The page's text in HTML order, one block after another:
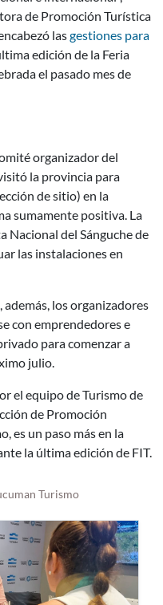
de Promoción Turística
lasgestiones para
edición de la Feria
el pasado mes de
organizador del
la provincia para
de sitio) en la
sumamente positiva. La
Nacional del Sánguche de
las instalaciones en
los organizadores
con emprendedores e
para comenzar a
julio.
el equipo de Turismo de
de Promoción
es un paso más en la
la última edición de FIT.
Turismo